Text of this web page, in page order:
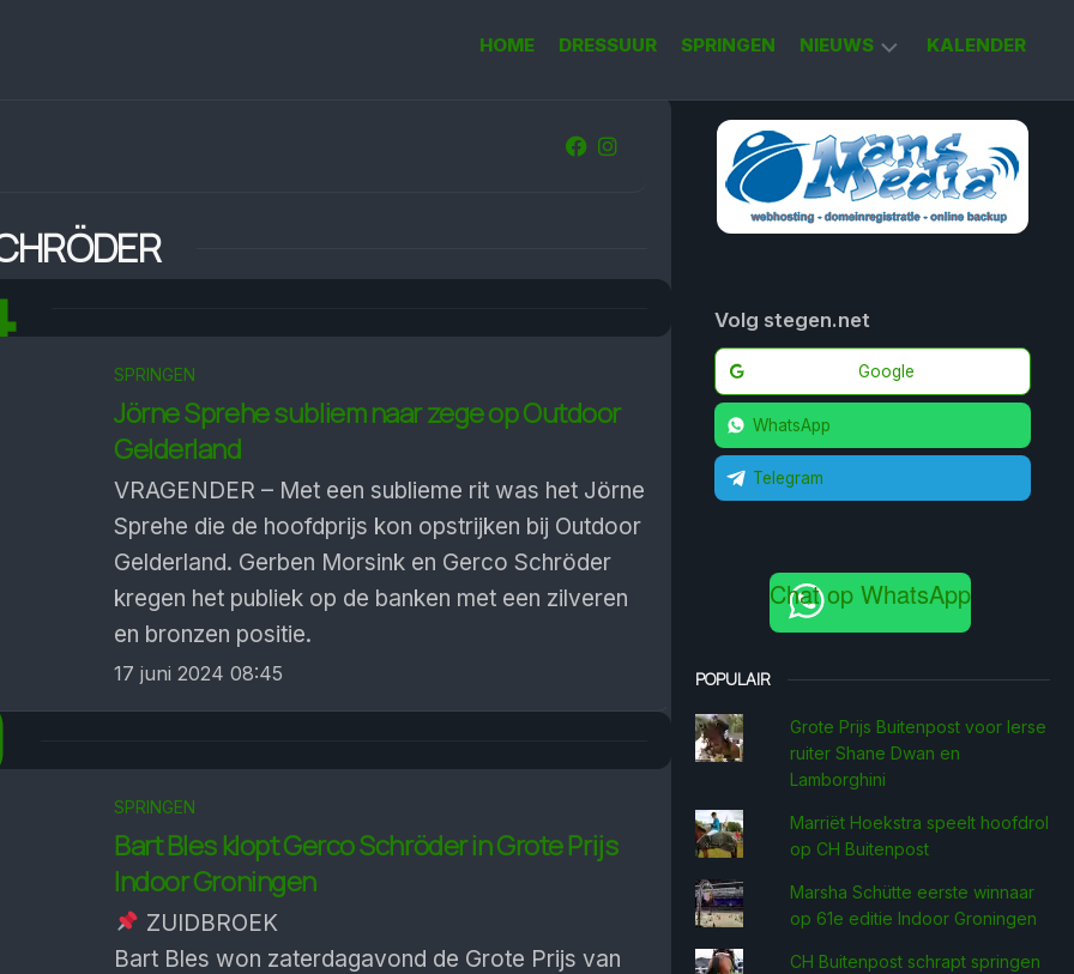
HOME DRESSUUR SPRINGEN NIEUWS
KORT
NIEUWS
KALENDER
SPRINGEN
Jörne Sprehe subliem naar zege op Out­door
Gelder­land
VRAGENDER – Met een sublieme rit was het Jörne
Sprehe die de hoofdprijs kon opstrijken bij Outdoor
Gelderland. Gerben Morsink en Gerco Schröder
kregen het publiek op de banken met een zilveren
en bronzen positie.
17 juni 2024 08:45
SPRINGEN
Bart Bles klopt Gerco Schröder in Grote Prijs
Indoor Groningen
ZUIDBROEK
Bart Bles won zaterdagavond de Grote Prijs van
Volg stegen.net
Google
WhatsApp
Telegram
Chat op WhatsApp
POPULAIR
Grote Prijs Buitenpost voor Ierse
ruiter Shane Dwan en
Lamborghini
Marriët Hoekstra speelt hoofdrol
op CH Buitenpost
Marsha Schütte eerste win­naar
op 61e editie Indoor Groningen
CH Buitenpost schrapt springen